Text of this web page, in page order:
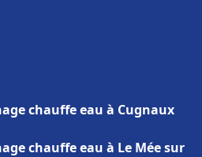
chauffe eau à Cugnaux
chauffe eau à Le Mée sur